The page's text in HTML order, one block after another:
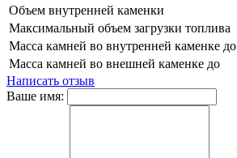
Объем внутренней каменки
Максимальный объем загрузки топлива
Масса камней во внутренней каменке до
Масса камней во внешней каменке до
Написать отзыв
Ваше имя: